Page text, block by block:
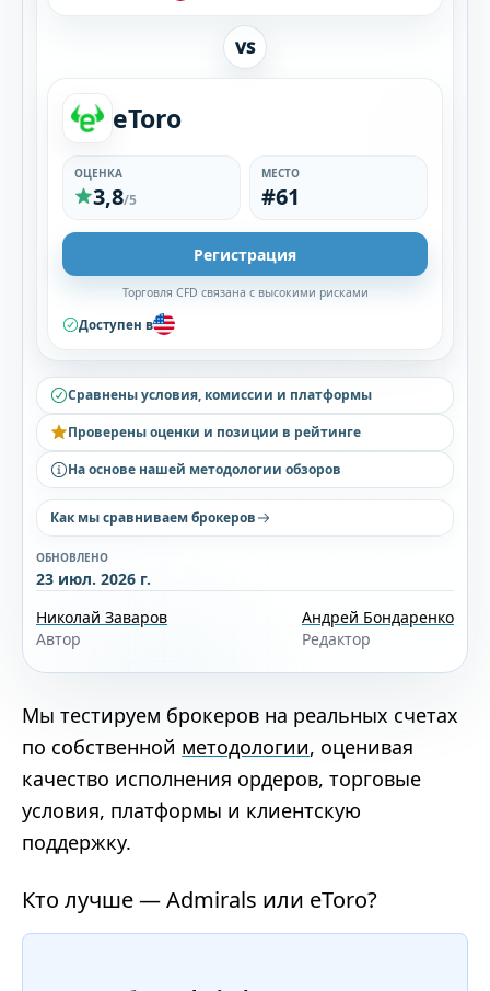
VS
eToro
ОЦЕНКА
3,8/5
МЕСТО
#61
Регистрация
Торговля CFD связана с высокими рисками
Доступен в
Сравнены условия, комиссии и платформы
Проверены оценки и позиции в рейтинге
На основе нашей методологии обзоров
Как мы сравниваем брокеров
ОБНОВЛЕНО
23 июл. 2026 г.
Николай Заваров
Автор
Андрей Бондаренко
Редактор
Мы тестируем брокеров на реальных счетах
по собственной методологии, оценивая
качество исполнения ордеров, торговые
условия, платформы и клиентскую
поддержку.
Кто лучше — Admirals или eToro?